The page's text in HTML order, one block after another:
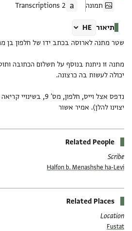
תמונה
2 Transcriptions
תיאור
מתנה זו ניתנת בנוסף על תשלום הכתובה
נדפס אצל וייס, חלפון, מס'
יצוינו להלן). אמיר אשור
Related People
Scribe
Ḥalfon b. Menashshe ha-Levi
Related Places
Location
Fustat